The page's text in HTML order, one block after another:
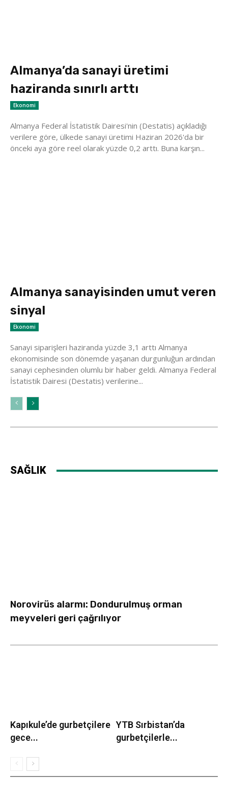
Almanya’da sanayi üretimi
haziranda sınırlı arttı
Ekonomi
Almanya Federal İstatistik Dairesi'nin (Destatis) açıkladığı
verilere göre, ülkede sanayi üretimi Haziran 2026'da bir
önceki aya göre reel olarak yüzde 0,2 arttı. Buna karşın...
Almanya sanayisinden umut veren
sinyal
Ekonomi
Sanayi siparişleri haziranda yüzde 3,1 arttı Almanya
ekonomisinde son dönemde yaşanan durgunluğun ardından
sanayi cephesinden olumlu bir haber geldi. Almanya Federal
İstatistik Dairesi (Destatis) verilerine...
SAĞLIK
Norovirüs alarmı: Dondurulmuş orman
meyveleri geri çağrılıyor
Kapıkule’de gurbetçilere
gece...
YTB Sırbistan’da
gurbetçilerle...